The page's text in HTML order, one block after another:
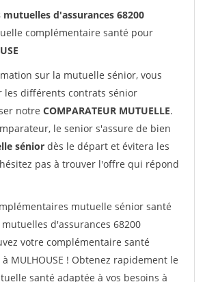
mutuelles d'assurances 68200
complémentaire santé pour
sur la mutuelle sénior, vous
les différents contrats sénior
notre COMPARATEUR MUTUELLE.
le senior s'assure de bien
sénior dès le départ et évitera les
pas à trouver l'offre qui répond
mutuelle sénior santé
mutuelles d'assurances 68200
votre complémentaire santé
MULHOUSE ! Obtenez rapidement le
santé adaptée à vos besoins à